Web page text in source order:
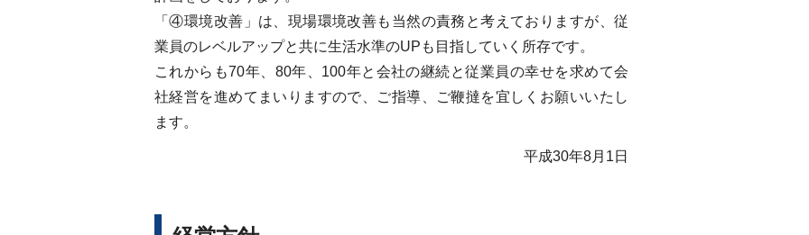
「④環境改善」は、現場環境改善も当然の責務と考えておりますが、従
業員のレベルアップと共に生活水準のUPも目指していく所存です。
これからも70年、80年、100年と会社の継続と従業員の幸せを求めて会
社経営を進めてまいりますので、ご指導、ご鞭撻を宜しくお願いいたし
ます。
平成30年8月1日